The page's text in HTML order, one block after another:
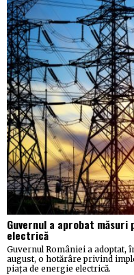
Guvernul a aprobat
electrică
Guvernul României a adoptat,
august, o hotărâre privind
piața de energie electrică.